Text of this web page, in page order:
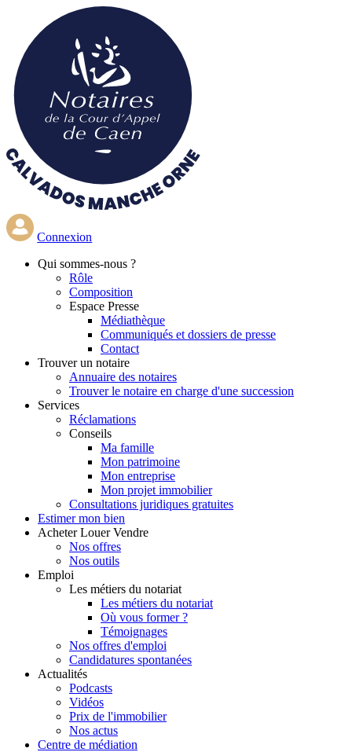
contenu
principal
Connexion
Qui sommes-nous ?
Rôle
Composition
Espace Presse
Médiathèque
Communiqués et dossiers de presse
Contact
Trouver un notaire
Annuaire des notaires
Trouver le notaire en charge d'une succession
Services
Réclamations
Conseils
Ma famille
Mon patrimoine
Mon entreprise
Mon projet immobilier
Consultations juridiques gratuites
Estimer mon bien
Acheter Louer Vendre
Nos offres
Nos outils
Emploi
Les métiers du notariat
Les métiers du notariat
Où vous former ?
Témoignages
Nos offres d'emploi
Candidatures spontanées
Actualités
Podcasts
Vidéos
Prix de l'immobilier
Nos actus
Centre de médiation